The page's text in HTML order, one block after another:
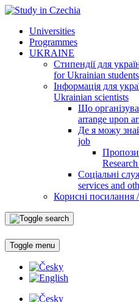
Universities
Programmes
UKRAINE
Стипендії для
for Ukrainian students
Інформація для
Ukrainian scientists
Що
arrange upon
Де я можу
job
Соціальні
services and
Корисні посилання
Toggle menu